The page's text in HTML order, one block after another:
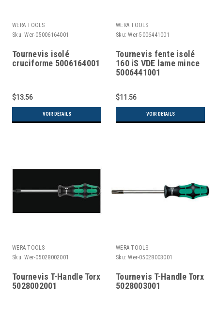
WERA TOOLS
Sku: Wer-05006164001
Tournevis isolé
cruciforme 5006164001
$13.56
VOIR DÉTAILS
WERA TOOLS
Sku: Wer-5006441001
Tournevis fente isolé
160 iS VDE lame mince
5006441001
$11.56
VOIR DÉTAILS
WERA TOOLS
Sku: Wer-05028002001
Tournevis T-Handle Torx
5028002001
WERA TOOLS
Sku: Wer-05028003001
Tournevis T-Handle Torx
5028003001